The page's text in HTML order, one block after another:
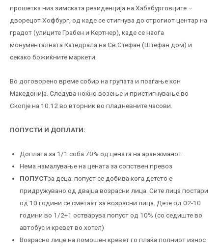
прошетка низ зимската резиденција на Хабзбурговците –
дворецот Хофбург, од каде се стигнува до строгиот центар на
градот (улиците Грабен и Кертнер), каде се наоѓа
монументалната Катедрала на Св.Стефан (Штефан дом) и
секако божиќните маркети.
Во договорено време собир на групата и поаѓање кон
Македонија. Следува ноќно возење и пристигнување во
Скопје на 10.12 во вторник во пладневните часови.
ПОПУСТИ И ДОПЛАТИ:
Доплата за 1/1 соба 70% од цената на аранжманот
Нема намалување на цената за сопствен превоз
ПОПУСТза деца: попуст се добива кога детето е
придружувано од двајца возрасни лица. Сите лица постари
од 10 години се сметаат за возрасни лица. Дете од 02-10
години во 1/2+1 остварува попуст од 10% (со седиште во
автобус и кревет во хотел)
Возрасно лице на помошен кревет го плаќа полниот износ